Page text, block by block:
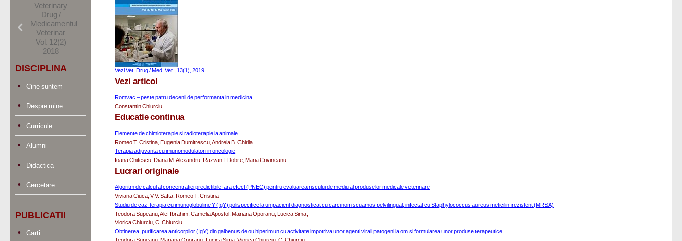
Vezi Vet. Drug / Med. Vet., 13(1), 2019
Vezi articol
Romvac – peste patru decenii de performanta in medicina
Constantin Chiurciu
Educatie continua
Elemente de chimioterapie si radioterapie la animale
Romeo T. Cristina, Eugenia Dumitrescu, Andreia B. Chirila
Terapia adjuvanta cu imunomodulatori in oncologie
Ioana Chitescu, Diana M. Alexandru, Razvan I. Dobre, Maria Crivineanu
Lucrari originale
Algoritm de calcul al concentratiei predictibile fara efect (PNEC) pentru evaluarea riscului de mediu al produselor medicale veterinare
Viviana Ciuca, V.V. Safta, Romeo T. Cristina
Studiu de caz: terapia cu imunoglobuline Y (IgY) polispecifice la un pacient diagnosticat cu carcinom scuamos pelvilingual, infectat cu Staphylococcus aureus meticilin-rezistent (MRSA)
Teodora Supeanu, Alef Ibrahim, Camelia Apostol, Mariana Oporanu, Lucica Sima,
Viorica Chiurciu, C. Chiurciu
Obtinerea, purificarea anticorpilor (IgY) din galbenus de ou hiperimun cu activitate impotriva unor agenti virali patogeni la om si formularea unor produse terapeutice
Veterinary
Drug /
Medicamentul
Veterinar
Vol. 12(2)
2018
DISCIPLINA
Cine suntem
Despre mine
Curricule
Alumni
Didactica
Cercetare
PUBLICATII
Carti